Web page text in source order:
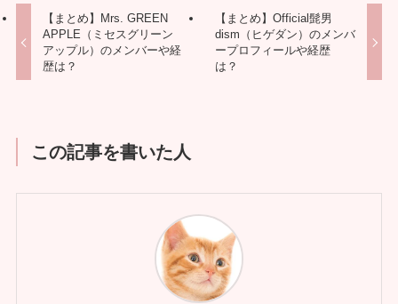
【まとめ】Mrs. GREEN
APPLE（ミセスグリーン
アップル）のメンバーや経
歴は？
【まとめ】Official髭男
dism（ヒゲダン）のメンバ
ープロフィールや経歴
は？
この記事を書いた人